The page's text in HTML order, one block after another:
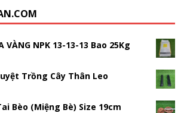
VÀNG NPK 13-13-13 Bao 25Kg
Trồng Cây Thân Leo
Bèo (Miệng Bè) Size 19cm